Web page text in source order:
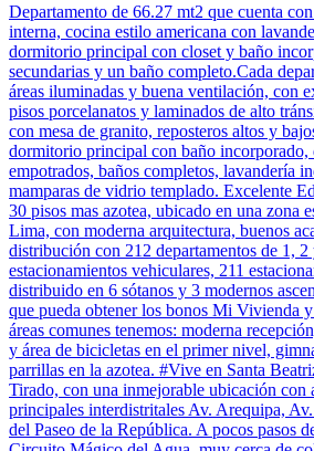
Departamento de 66.27 mt2 que cuenta
interna, cocina estilo americana con
dormitorio principal con closet y baño
secundarias y un baño completo.Cada
áreas iluminadas y buena ventilación, con
pisos porcelanatos y laminados de alto
con mesa de granito, reposteros altos y
dormitorio principal con baño incorporado,
empotrados, baños completos, lavandería
mamparas de vidrio templado. Excelente
30 pisos mas azotea, ubicado en una zona
Lima, con moderna arquitectura, buenos
distribución con 212 departamentos de 1,
estacionamientos vehiculares, 211
distribuido en 6 sótanos y 3 modernos
que pueda obtener los bonos Mi Vivienda
áreas comunes tenemos: moderna
y área de bicicletas en el primer nivel,
parrillas en la azotea. #Vive en Santa
Tirado, con una inmejorable ubicación con
principales interdistritales Av. Arequipa,
del Paseo de la República. A pocos pasos